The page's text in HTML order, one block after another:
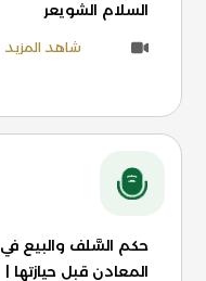
السلام الشويعر
شاهد المزيد
حكم السَّلف والبيع في
المعادن قبل حيازتها |